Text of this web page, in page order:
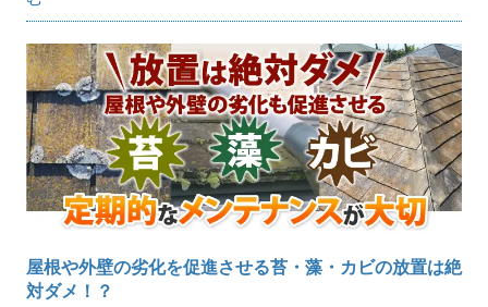
屋根や外壁の劣化を促進させる苔・藻・カビの放置は絶
対ダメ！？